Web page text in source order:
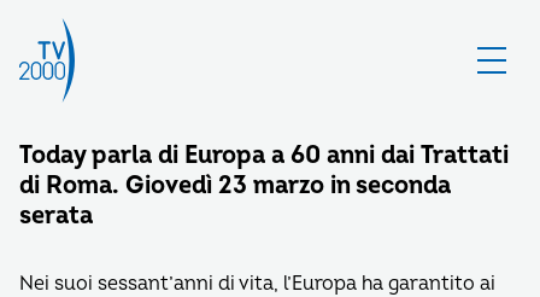
Today parla di Europa a 60 anni dai Trattati
di Roma. Giovedì 23 marzo in seconda
serata
Nei suoi sessant’anni di vita, l’Europa ha garantito ai